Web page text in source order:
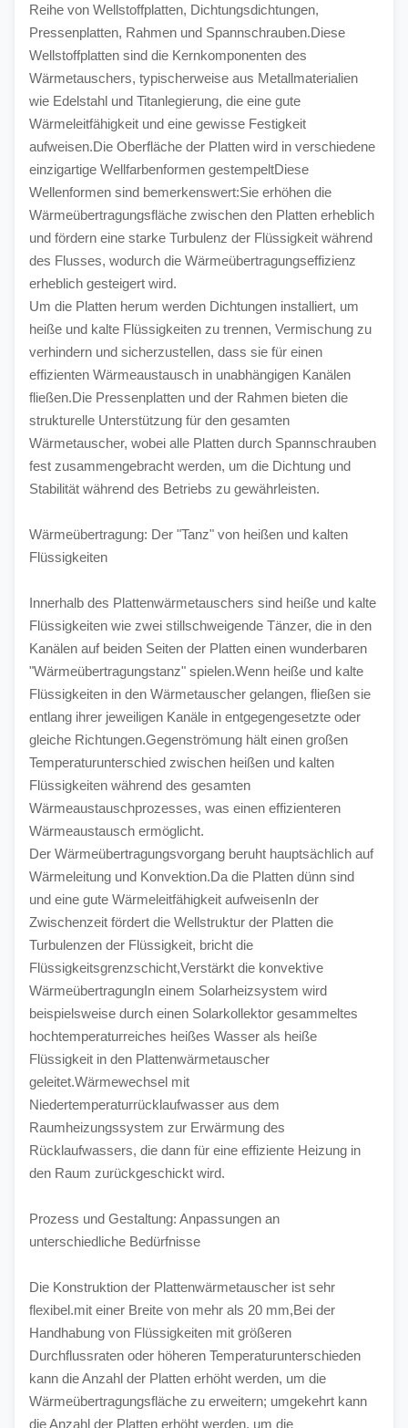
Reihe von Wellstoffplatten, Dichtungsdichtungen,
Pressenplatten, Rahmen und Spannschrauben.Diese
Wellstoffplatten sind die Kernkomponenten des
Wärmetauschers, typischerweise aus Metallmaterialien
wie Edelstahl und Titanlegierung, die eine gute
Wärmeleitfähigkeit und eine gewisse Festigkeit
aufweisen.Die Oberfläche der Platten wird in verschiedene
einzigartige Wellfarbenformen gestempeltDiese
Wellenformen sind bemerkenswert:Sie erhöhen die
Wärmeübertragungsfläche zwischen den Platten erheblich
und fördern eine starke Turbulenz der Flüssigkeit während
des Flusses, wodurch die Wärmeübertragungseffizienz
erheblich gesteigert wird.
Um die Platten herum werden Dichtungen installiert, um
heiße und kalte Flüssigkeiten zu trennen, Vermischung zu
verhindern und sicherzustellen, dass sie für einen
effizienten Wärmeaustausch in unabhängigen Kanälen
fließen.Die Pressenplatten und der Rahmen bieten die
strukturelle Unterstützung für den gesamten
Wärmetauscher, wobei alle Platten durch Spannschrauben
fest zusammengebracht werden, um die Dichtung und
Stabilität während des Betriebs zu gewährleisten.
Wärmeübertragung: Der "Tanz" von heißen und kalten
Flüssigkeiten
Innerhalb des Plattenwärmetauschers sind heiße und kalte
Flüssigkeiten wie zwei stillschweigende Tänzer, die in den
Kanälen auf beiden Seiten der Platten einen wunderbaren
"Wärmeübertragungstanz" spielen.Wenn heiße und kalte
Flüssigkeiten in den Wärmetauscher gelangen, fließen sie
entlang ihrer jeweiligen Kanäle in entgegengesetzte oder
gleiche Richtungen.Gegenströmung hält einen großen
Temperaturunterschied zwischen heißen und kalten
Flüssigkeiten während des gesamten
Wärmeaustauschprozesses, was einen effizienteren
Wärmeaustausch ermöglicht.
Der Wärmeübertragungsvorgang beruht hauptsächlich auf
Wärmeleitung und Konvektion.Da die Platten dünn sind
und eine gute Wärmeleitfähigkeit aufweisenIn der
Zwischenzeit fördert die Wellstruktur der Platten die
Turbulenzen der Flüssigkeit, bricht die
Flüssigkeitsgrenzschicht,Verstärkt die konvektive
WärmeübertragungIn einem Solarheizsystem wird
beispielsweise durch einen Solarkollektor gesammeltes
hochtemperaturreiches heißes Wasser als heiße
Flüssigkeit in den Plattenwärmetauscher
geleitet.Wärmewechsel mit
Niedertemperaturrücklaufwasser aus dem
Raumheizungssystem zur Erwärmung des
Rücklaufwassers, die dann für eine effiziente Heizung in
den Raum zurückgeschickt wird.
Prozess und Gestaltung: Anpassungen an
unterschiedliche Bedürfnisse
Die Konstruktion der Plattenwärmetauscher ist sehr
flexibel.mit einer Breite von mehr als 20 mm,Bei der
Handhabung von Flüssigkeiten mit größeren
Durchflussraten oder höheren Temperaturunterschieden
kann die Anzahl der Platten erhöht werden, um die
Wärmeübertragungsfläche zu erweitern; umgekehrt kann
die Anzahl der Platten erhöht werden, um die